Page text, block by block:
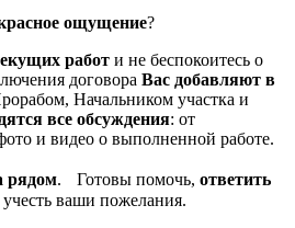
ощущение?
работ и не беспокоитесь о
договора Вас добавляют в
Начальником участка и
все обсуждения: от
и видео о выполненной работе.
рядом. Готовы помочь, ответить
ваши пожелания.